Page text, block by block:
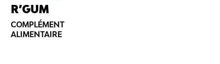
R’GUM
COMPLÉMENT
ALIMENTAIRE